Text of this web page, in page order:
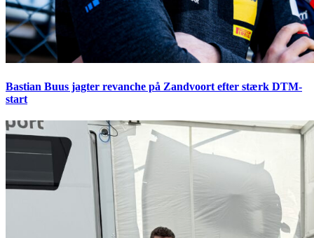
Bastian Buus jagter revanche på Zandvoort efter stærk DTM-
start